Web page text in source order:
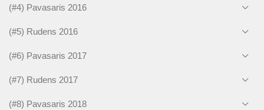
(#4) Pavasaris 2016
(#5) Rudens 2016
(#6) Pavasaris 2017
(#7) Rudens 2017
(#8) Pavasaris 2018